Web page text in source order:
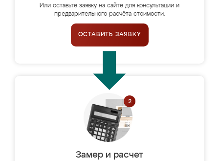
Или оставьте заявку на сайте для консультации и
предварительного расчёта стоимости.
ОСТАВИТЬ ЗАЯВКУ
Замер и расчет